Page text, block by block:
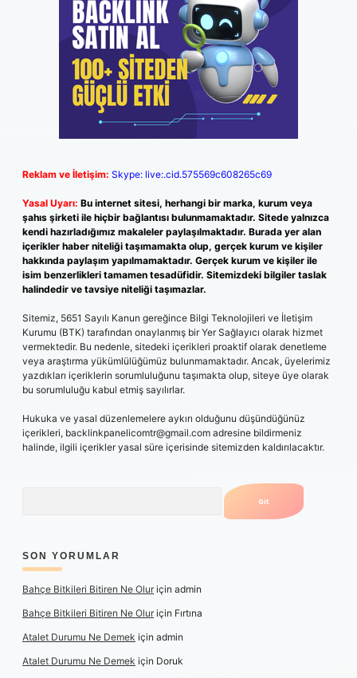
Reklam ve İletişim: Skype: live:.cid.575569c608265c69
Yasal Uyarı: Bu internet sitesi, herhangi bir marka, kurum veya
şahıs şirketi ile hiçbir bağlantısı bulunmamaktadır. Sitede yalnızca
kendi hazırladığımız makaleler paylaşılmaktadır. Burada yer alan
içerikler haber niteliği taşımamakta olup, gerçek kurum ve kişiler
hakkında paylaşım yapılmamaktadır. Gerçek kurum ve kişiler ile
isim benzerlikleri tamamen tesadüfidir. Sitemizdeki bilgiler taslak
halindedir ve tavsiye niteliği taşımazlar.
Sitemiz, 5651 Sayılı Kanun gereğince Bilgi Teknolojileri ve İletişim
Kurumu (BTK) tarafından onaylanmış bir Yer Sağlayıcı olarak hizmet
vermektedir. Bu nedenle, sitedeki içerikleri proaktif olarak denetleme
veya araştırma yükümlülüğümüz bulunmamaktadır. Ancak, üyelerimiz
yazdıkları içeriklerin sorumluluğunu taşımakta olup, siteye üye olarak
bu sorumluluğu kabul etmiş sayılırlar.
Hukuka ve yasal düzenlemelere aykırı olduğunu düşündüğünüz
içerikleri, backlinkpanelicomtr@gmail.com adresine bildirmeniz
halinde, ilgili içerikler yasal süre içerisinde sitemizden kaldırılacaktır.
SON YORUMLAR
Bahçe Bitkileri Bitiren Ne Oluriçin admin
Bahçe Bitkileri Bitiren Ne Oluriçin Fırtına
Atalet Durumu Ne Demek için admin
Atalet Durumu Ne Demek için Doruk